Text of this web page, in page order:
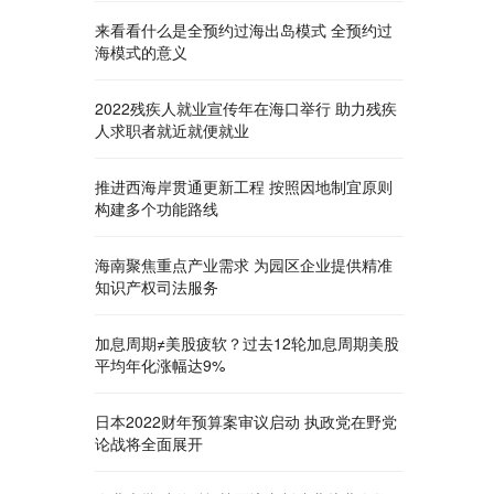
来看看什么是全预约过海出岛模式 全预约过
海模式的意义
2022残疾人就业宣传年在海口举行 助力残疾
人求职者就近就便就业
推进西海岸贯通更新工程 按照因地制宜原则
构建多个功能路线
海南聚焦重点产业需求 为园区企业提供精准
知识产权司法服务
加息周期≠美股疲软？过去12轮加息周期美股
平均年化涨幅达9%
日本2022财年预算案审议启动 执政党在野党
论战将全面展开